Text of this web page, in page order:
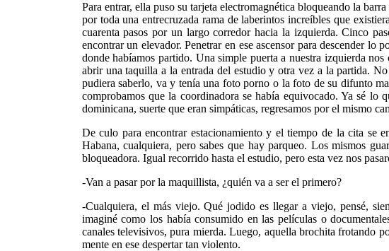
Para entrar, ella puso su tarjeta electromagnética bloqueando la
por toda una entrecruzada rama de laberintos increíbles que
cuarenta pasos por un largo corredor hacia la izquierda. Cinco
encontrar un elevador. Penetrar en ese ascensor para descender
donde habíamos partido. Una simple puerta a nuestra izquierda
abrir una taquilla a la entrada del estudio y otra vez a la partida.
pudiera saberlo, va y tenía una foto porno o la foto de su difunto
comprobamos que la coordinadora se había equivocado. Ya sé lo
dominicana, suerte que eran simpáticas, regresamos por el mismo
De culo para encontrar estacionamiento y el tiempo de la cita se
Habana, cualquiera, pero sabes que hay parqueo. Los mismos
bloqueadora. Igual recorrido hasta el estudio, pero esta vez nos
-Van a pasar por la maquillista, ¿quién va a ser el primero?
-Cualquiera, el más viejo. Qué jodido es llegar a viejo, pensé,
imaginé como los había consumido en las películas o
canales televisivos, pura mierda. Luego, aquella brochita frotando
mente en ese despertar tan violento.